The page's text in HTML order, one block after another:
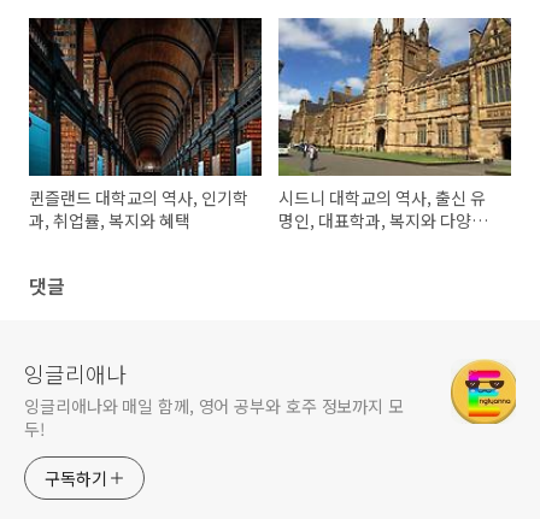
퀸즐랜드 대학교의 역사, 인기학
과, 취업률, 복지와 혜택
시드니 대학교의 역사, 출신 유
명인, 대표학과, 복지와 다양한
댓글
잉글리애나
잉글리애나와 매일 함께, 영어 공부와 호주 정보까지 모
두!
구독하기